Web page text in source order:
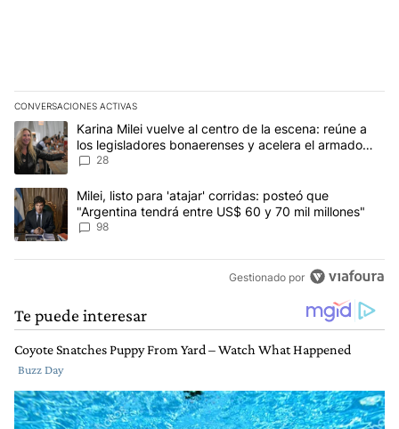
CONVERSACIONES ACTIVAS
Este listado muestra los artículos con más comentarios en los
Un artículo de tendencia con el título "Karina Milei vuelve al
Karina Milei vuelve al centro de la escena: reúne a
los legisladores bonaerenses y acelera el armado
para 2027
28
Un artículo de tendencia con el título "Milei, listo para 'atajar'
Milei, listo para 'atajar' corridas: posteó que
"Argentina tendrá entre US$ 60 y 70 mil millones"
98
Gestionado por